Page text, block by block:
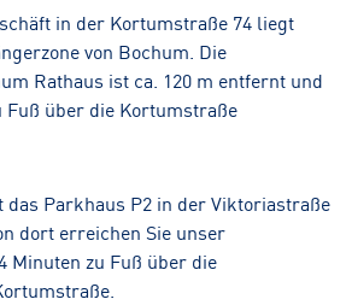
in der Kortumstraße 74 liegt
von Bochum. Die
Rathaus ist ca. 120 m entfernt und
Fuß über die Kortumstraße
Parkhaus P2 in der Viktoriastraße
dort erreichen Sie unser
Minuten zu Fuß über die